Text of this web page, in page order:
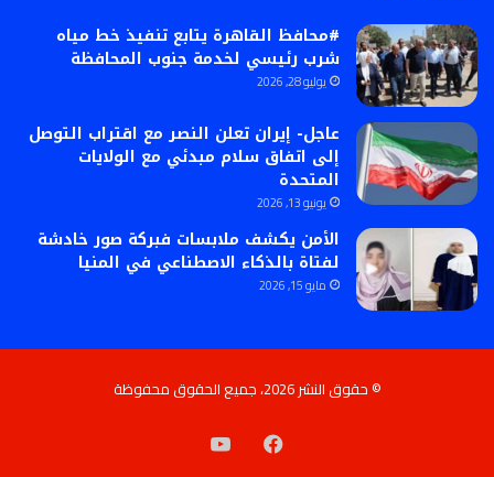
#محافظ القاهرة يتابع تنفيذ خط مياه
شرب رئيسي لخدمة جنوب المحافظة
يوليو 28, 2026
عاجل- إيران تعلن النصر مع اقتراب التوصل
إلى اتفاق سلام مبدئي مع الولايات
المتحدة
يونيو 13, 2026
الأمن يكشف ملابسات فبركة صور خادشة
لفتاة بالذكاء الاصطناعي في المنيا
مايو 15, 2026
© حقوق النشر 2026، جميع الحقوق محفوظة
فيسبوك‫YouTube